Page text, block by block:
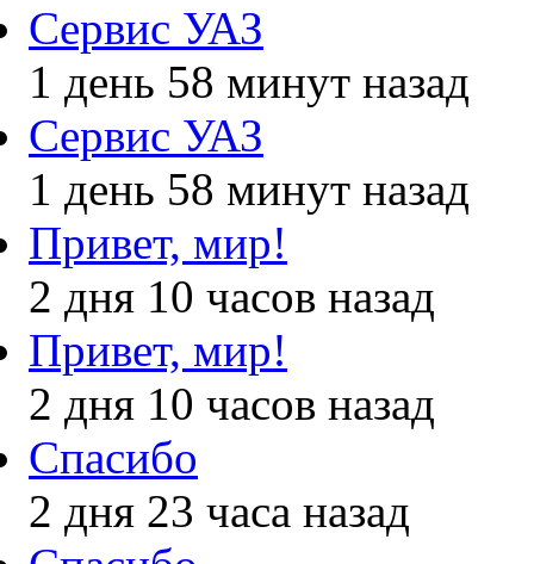
Сервис УАЗ
1 день 58 минут назад
Сервис УАЗ
1 день 58 минут назад
Привет, мир!
2 дня 10 часов назад
Привет, мир!
2 дня 10 часов назад
Спасибо
2 дня 23 часа назад